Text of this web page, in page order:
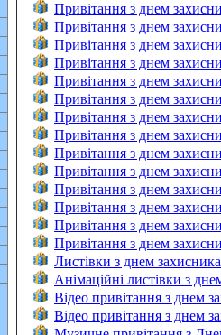
Привітання з днем
Привітання з днем
Привітання з днем
Привітання з днем
Привітання з днем
Привітання з днем
Привітання з днем
Привітання з днем
Привітання з днем
Привітання з днем
Привітання з днем
Привітання з днем
Привітання з днем
Привітання з днем
Листівки з днем
Анімаційні листівки з
Відео привітання з днем
Відео привітання з днем